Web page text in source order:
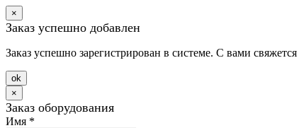
×
Заказ успешно добавлен
Заказ успешно зарегистрирован в системе. С вами
оk
×
Заказ оборудования
Имя *